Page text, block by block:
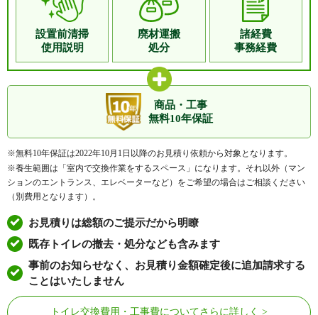
設置前清掃
使用説明
廃材運搬
処分
諸経費
事務経費
商品・工事
無料10年保証
※無料10年保証は2022年10月1日以降のお見積り依頼から対象となります。
※養生範囲は「室内で交換作業をするスペース」になります。それ以外（マン
ションのエントランス、エレベーターなど）をご希望の場合はご相談ください
（別費用となります）。
お見積りは総額のご提示だから明瞭
既存トイレの撤去・処分なども含みます
事前のお知らせなく、お見積り金額確定後に追加請求する
ことはいたしません
トイレ交換費用・工事費についてさらに詳しく